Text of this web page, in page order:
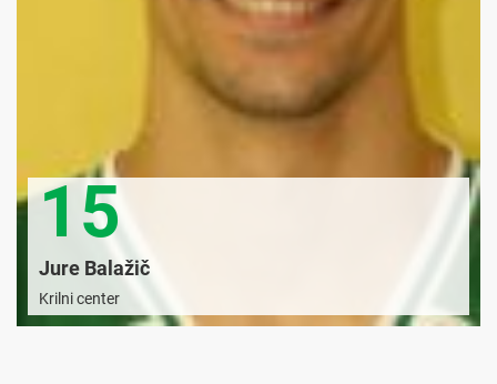
15
Jure Balažič
Krilni center